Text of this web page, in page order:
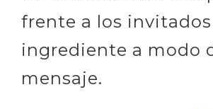
frente a los invitados
ingrediente a modo
mensaje.